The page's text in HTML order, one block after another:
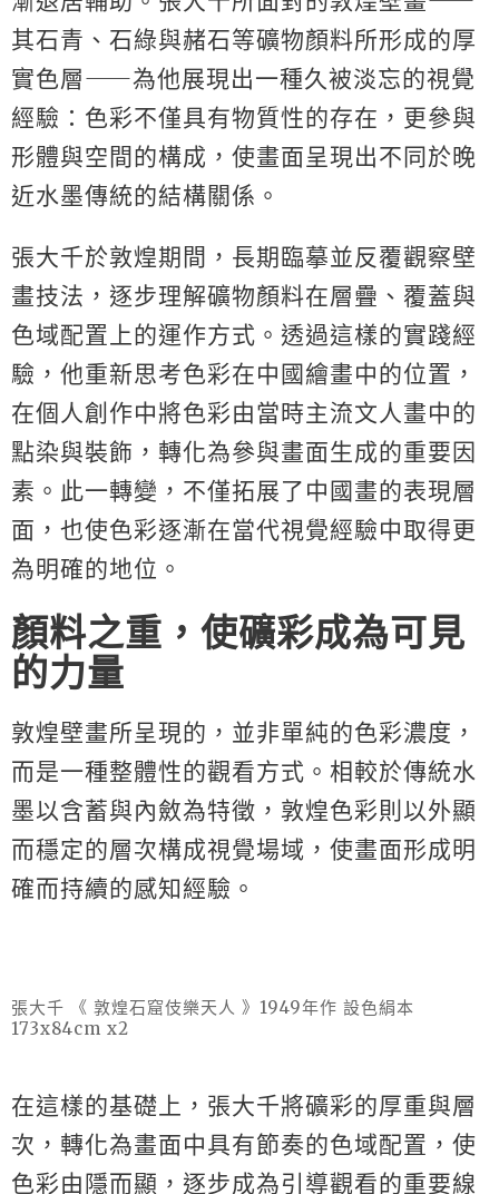
其石青、石綠與赭石等礦物顏料所形成的厚
實色層⸺為他展現出一種久被淡忘的視覺
經驗：色彩不僅具有物質性的存在，更參與
形體與空間的構成，使畫面呈現出不同於晚
近水墨傳統的結構關係。
張大千於敦煌期間，長期臨摹並反覆觀察壁
畫技法，逐步理解礦物顏料在層疊、覆蓋與
色域配置上的運作方式。透過這樣的實踐經
驗，他重新思考色彩在中國繪畫中的位置，
在個人創作中將色彩由當時主流文人畫中的
點染與裝飾，轉化為參與畫面生成的重要因
素。此一轉變，不僅拓展了中國畫的表現層
面，也使色彩逐漸在當代視覺經驗中取得更
為明確的地位。
顏料之重，使礦彩成為可見
的力量
敦煌壁畫所呈現的，並非單純的色彩濃度，
而是一種整體性的觀看方式。相較於傳統水
墨以含蓄與內斂為特徵，敦煌色彩則以外顯
而穩定的層次構成視覺場域，使畫面形成明
確而持續的感知經驗。
張大千 《 敦煌石窟伎樂天人 》1949年作 設色絹本
173x84cm x2
在這樣的基礎上，張大千將礦彩的厚重與層
次，轉化為畫面中具有節奏的色域配置，使
色彩由隱而顯，逐步成為引導觀看的重要線